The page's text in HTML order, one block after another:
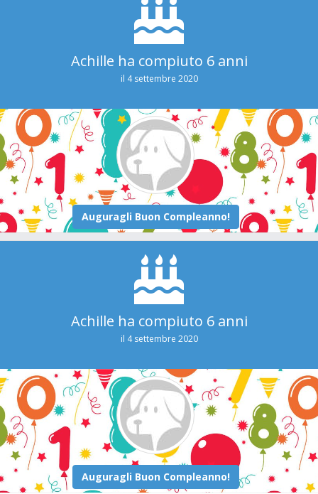
Achille ha compiuto 6 anni
il 4 settembre 2020
Achille ha compiuto 6 anni
il 4 settembre 2020